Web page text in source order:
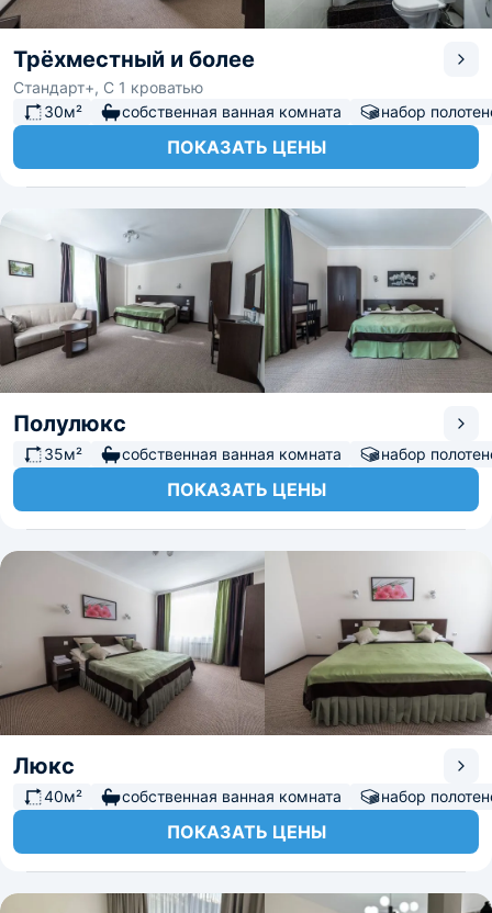
Трёхместный и более
Стандарт+, С 1 кроватью
30м²
собственная ванная комната набор
ПОКАЗАТЬ ЦЕНЫ
Полулюкс
35м² собственная ванная комната набор
ПОКАЗАТЬ ЦЕНЫ
Люкс
40м² собственная ванная комната набор
ПОКАЗАТЬ ЦЕНЫ